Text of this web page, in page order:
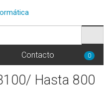
Contacto 0
Hasta 800